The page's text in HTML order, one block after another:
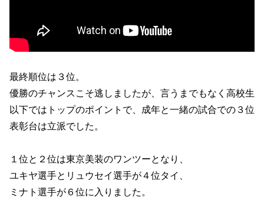
最終順位は３位。
優勝のチャンスこそ逃しましたが、言うまでもなく高校生
以下ではトップのポイントで、成年と一緒の試合での３位
表彰台は立派でした。
１位と２位は東京美装のワンツーとなり、
ユキヤ選手とリュウセイ選手が４位タイ、
ミナト選手が６位に入りました。